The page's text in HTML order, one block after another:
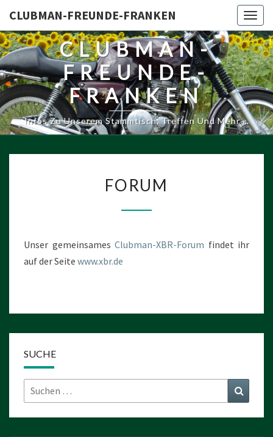
CLUBMAN-FREUNDE-FRANKEN
CLUBMAN-
FREUNDE-
FRANKEN
Infos Zu Unserem Stammtisch, Treffen Und Mehr …
FORUM
Unser gemeinsames Clubman-XBR-Forum findet ihr
auf der Seite www.xbr.de
SUCHE
Suchen
nach: